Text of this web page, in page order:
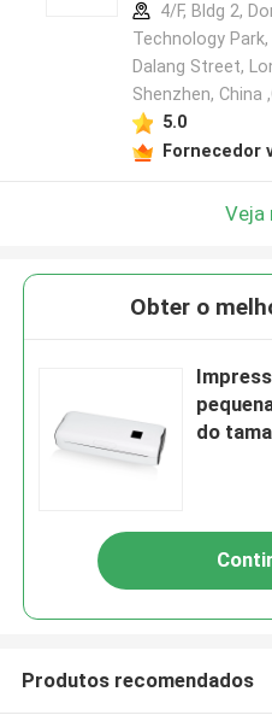
4/F, Bldg 2,
Technology Park,
Dalang Street,
Shenzhen, China
5.0
Fornecedor
Veja
Obter o
do
Produtos recomendados